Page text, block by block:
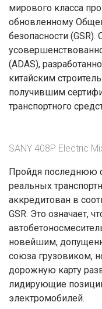
мирового класса
обновленному
безопасности
(ADAS),
китайским
получившим
транспортного
SANY 408P Electric
Пройдя последнюю
реальных
аккредитован в
GSR. Это означает,
новейшим,
союза грузовиком,
дорожную карту
лидирующие
электромобилей.